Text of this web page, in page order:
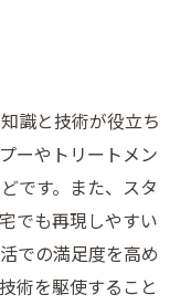
識と技術が役立ち
ーやトリートメン
です。また、スタ
でも再現しやすい
での満足度を高め
術を駆使すること